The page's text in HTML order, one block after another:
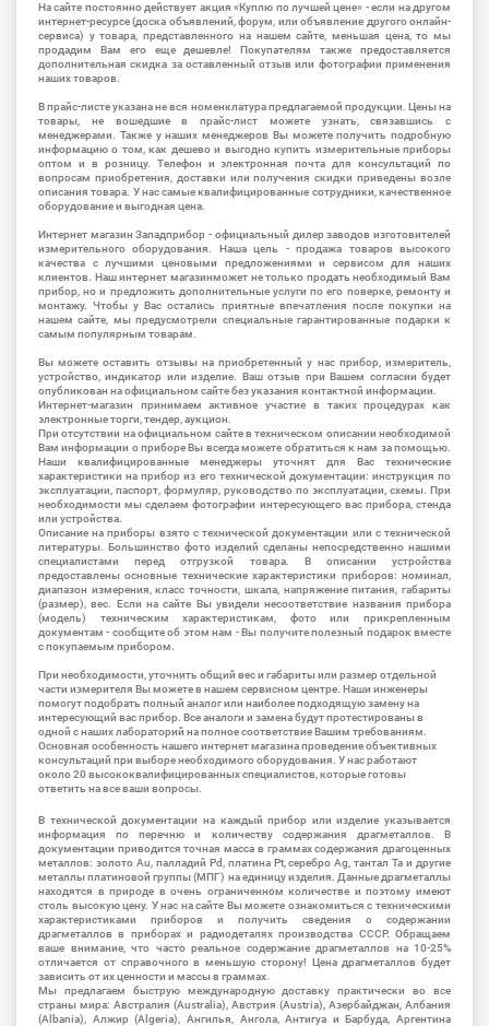
На сайте постоянно действует акция «Куплю по лучшей цене» - если на другом
интернет-ресурсе (доска объявлений, форум, или объявление другого онлайн-
сервиса) у товара, представленного на нашем сайте, меньшая цена, то мы
продадим Вам его еще дешевле! Покупателям также предоставляется
дополнительная скидка за оставленный отзыв или фотографии применения
наших товаров.
В прайс-листе указана не вся номенклатура предлагаемой продукции. Цены на
товары, не вошедшие в прайс-лист можете узнать, связавшись с
менеджерами. Также у наших менеджеров Вы можете получить подробную
информацию о том, как дешево и выгодно купить измерительные приборы
оптом и в розницу. Телефон и электронная почта для консультаций по
вопросам приобретения, доставки или получения скидки приведены возле
описания товара. У нас самые квалифицированные сотрудники, качественное
оборудование и выгодная цена.
Интернет магазин Западприбор - официальный дилер заводов изготовителей
измерительного оборудования. Наша цель - продажа товаров высокого
качества с лучшими ценовыми предложениями и сервисом для наших
клиентов. Наш интернет магазинможет не только продать необходимый Вам
прибор, но и предложить дополнительные услуги по его поверке, ремонту и
монтажу. Чтобы у Вас остались приятные впечатления после покупки на
нашем сайте, мы предусмотрели специальные гарантированные подарки к
самым популярным товарам.
Вы можете оставить отзывы на приобретенный у нас прибор, измеритель,
устройство, индикатор или изделие. Ваш отзыв при Вашем согласии будет
опубликован на официальном сайте без указания контактной информации.
Интернет-магазин принимаем активное участие в таких процедурах как
электронные торги, тендер, аукцион.
При отсутствии на официальном сайте в техническом описании необходимой
Вам информации о приборе Вы всегда можете обратиться к нам за помощью.
Наши квалифицированные менеджеры уточнят для Вас технические
характеристики на прибор из его технической документации: инструкция по
эксплуатации, паспорт, формуляр, руководство по эксплуатации, схемы. При
необходимости мы сделаем фотографии интересующего вас прибора, стенда
или устройства.
Описание на приборы взято с технической документации или с технической
литературы. Большинство фото изделий сделаны непосредственно нашими
специалистами перед отгрузкой товара. В описании устройства
предоставлены основные технические характеристики приборов: номинал,
диапазон измерения, класс точности, шкала, напряжение питания, габариты
(размер), вес. Если на сайте Вы увидели несоответствие названия прибора
(модель) техническим характеристикам, фото или прикрепленным
документам - сообщите об этом нам - Вы получите полезный подарок вместе
с покупаемым прибором.
При необходимости, уточнить общий вес и габариты или размер отдельной
части измерителя Вы можете в нашем сервисном центре. Наши инженеры
помогут подобрать полный аналог или наиболее подходящую замену на
интересующий вас прибор. Все аналоги и замена будут протестированы в
одной с наших лабораторий на полное соответствие Вашим требованиям.
Основная особенность нашего интернет магазина проведение объективных
консультаций при выборе необходимого оборудования. У нас работают
около 20 высококвалифицированных специалистов, которые готовы
ответить на все ваши вопросы.
В технической документации на каждый прибор или изделие указывается
информация по перечню и количеству содержания драгметаллов. В
документации приводится точная масса в граммах содержания драгоценных
металлов: золото Au, палладий Pd, платина Pt, серебро Ag, тантал Ta и другие
металлы платиновой группы (МПГ) на единицу изделия. Данные драгметаллы
находятся в природе в очень ограниченном количестве и поэтому имеют
столь высокую цену. У нас на сайте Вы можете ознакомиться с техническими
характеристиками приборов и получить сведения о содержании
драгметаллов в приборах и радиодеталях производства СССР. Обращаем
ваше внимание, что часто реальное содержание драгметаллов на 10-25%
отличается от справочного в меньшую сторону! Цена драгметаллов будет
зависить от их ценности и массы в граммах.
Мы предлагаем быструю международную доставку практически во все
страны мира: Австралия (Australia), Австрия (Austria), Азербайджан, Албания
(Albania), Алжир (Algeria), Ангилья, Ангола, Антигуа и Барбуда, Аргентина